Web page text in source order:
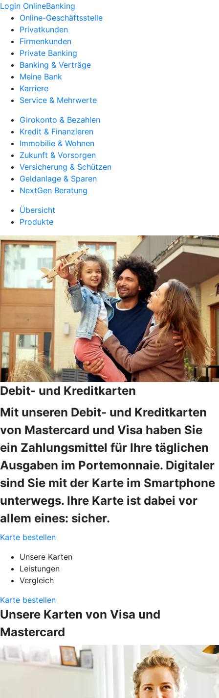
Login OnlineBanking
Online-Geschäftsstelle
Privatkunden
Firmenkunden
Private Banking
Banking & Verträge
Meine Bank
Karriere
Service & Mehrwerte
Girokonto & Bezahlen
Kredit & Finanzieren
Immobilie & Wohnen
Zukunft & Vorsorgen
Versicherung & Schützen
Geldanlage & Sparen
NextGen Beratung
Übersicht
Produkte
Debit- und Kreditkarten
Mit unseren Debit- und Kreditkarten
von Mastercard und Visa haben Sie
ein Zahlungsmittel für Ihre täglichen
Ausgaben im Portemonnaie. Digitaler
sind Sie mit der Karte im Smartphone
unterwegs. Ihre Karte ist dabei vor
allem eines: sicher.
Karte bestellen
Unsere Karten
Leistungen
Vergleich
Karte bestellen
Unsere Karten von Visa und
Mastercard